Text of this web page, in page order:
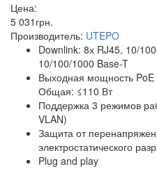
Цена:
5 031 грн.
Производитель: UTEPO
Downlink: 8х RJ45, 10/
10/100/1000 Base-T
Выходная мощность PoE
Общая: ≤110 Вт
Поддержка 3 режимов
VLAN)
Защита от
электростатического
Plug and play